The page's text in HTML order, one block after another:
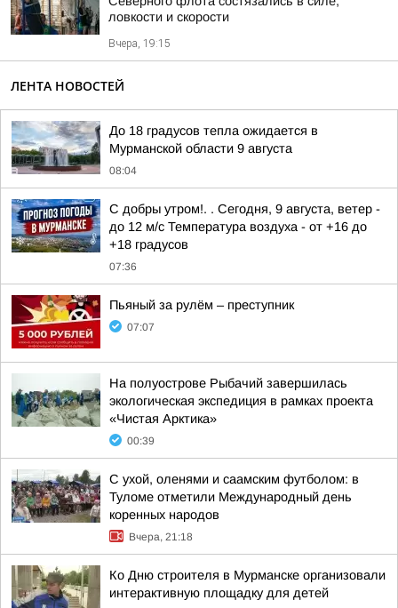
ловкости и скорости
Вчера, 19:15
ЛЕНТА НОВОСТЕЙ
До 18 градусов тепла ожидается в
Мурманской области 9 августа
08:04
С добры утром!. . Сегодня, 9 августа, ветер -
до 12 м/с Температура воздуха - от +16 до
+18 градусов
07:36
Пьяный за рулём – преступник
07:07
На полуострове Рыбачий завершилась
экологическая экспедиция в рамках проекта
«Чистая Арктика»
00:39
С ухой, оленями и саамским футболом: в
Туломе отметили Международный день
коренных народов
Вчера, 21:18
Ко Дню строителя в Мурманске организовали
интерактивную площадку для детей